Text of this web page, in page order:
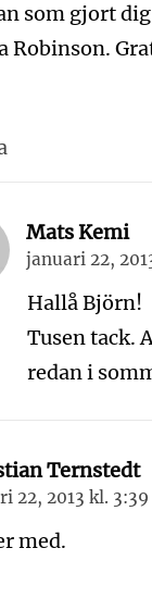
som gjort
Robinson.
Mats Kemi
januari 22,
Hallå Björn!
Tusen tack.
redan i
Ternstedt
22, 2013 kl. 3:39
med.